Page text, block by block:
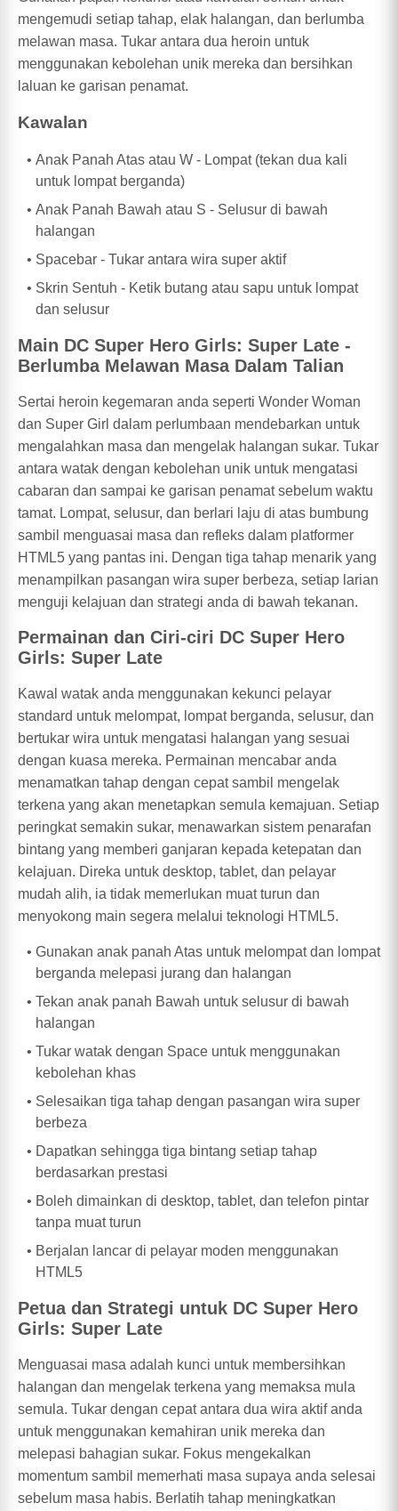
mengemudi setiap tahap, elak halangan, dan berlumba
melawan masa. Tukar antara dua heroin untuk
menggunakan kebolehan unik mereka dan bersihkan
laluan ke garisan penamat.
Kawalan
Anak Panah Atas atau W - Lompat (tekan dua kali
untuk lompat berganda)
Anak Panah Bawah atau S - Selusur di bawah
halangan
Spacebar - Tukar antara wira super aktif
Skrin Sentuh - Ketik butang atau sapu untuk lompat
dan selusur
Main DC Super Hero Girls: Super Late -
Berlumba Melawan Masa Dalam Talian
Sertai heroin kegemaran anda seperti Wonder Woman
dan Super Girl dalam perlumbaan mendebarkan untuk
mengalahkan masa dan mengelak halangan sukar. Tukar
antara watak dengan kebolehan unik untuk mengatasi
cabaran dan sampai ke garisan penamat sebelum waktu
tamat. Lompat, selusur, dan berlari laju di atas bumbung
sambil menguasai masa dan refleks dalam platformer
HTML5 yang pantas ini. Dengan tiga tahap menarik yang
menampilkan pasangan wira super berbeza, setiap larian
menguji kelajuan dan strategi anda di bawah tekanan.
Permainan dan Ciri-ciri DC Super Hero
Girls: Super Late
Kawal watak anda menggunakan kekunci pelayar
standard untuk melompat, lompat berganda, selusur, dan
bertukar wira untuk mengatasi halangan yang sesuai
dengan kuasa mereka. Permainan mencabar anda
menamatkan tahap dengan cepat sambil mengelak
terkena yang akan menetapkan semula kemajuan. Setiap
peringkat semakin sukar, menawarkan sistem penarafan
bintang yang memberi ganjaran kepada ketepatan dan
kelajuan. Direka untuk desktop, tablet, dan pelayar
mudah alih, ia tidak memerlukan muat turun dan
menyokong main segera melalui teknologi HTML5.
Gunakan anak panah Atas untuk melompat dan lompat
berganda melepasi jurang dan halangan
Tekan anak panah Bawah untuk selusur di bawah
halangan
Tukar watak dengan Space untuk menggunakan
kebolehan khas
Selesaikan tiga tahap dengan pasangan wira super
berbeza
Dapatkan sehingga tiga bintang setiap tahap
berdasarkan prestasi
Boleh dimainkan di desktop, tablet, dan telefon pintar
tanpa muat turun
Berjalan lancar di pelayar moden menggunakan
HTML5
Petua dan Strategi untuk DC Super Hero
Girls: Super Late
Menguasai masa adalah kunci untuk membersihkan
halangan dan mengelak terkena yang memaksa mula
semula. Tukar dengan cepat antara dua wira aktif anda
untuk menggunakan kemahiran unik mereka dan
melepasi bahagian sukar. Fokus mengekalkan
momentum sambil memerhati masa supaya anda selesai
sebelum masa habis. Berlatih tahap meningkatkan